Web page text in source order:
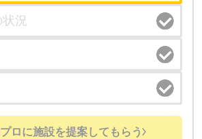
プロに施設を提案してもらう